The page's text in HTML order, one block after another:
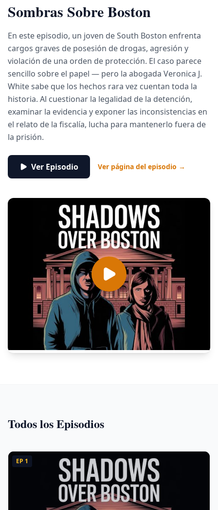
Sombras Sobre Boston
En este episodio, un joven de South Boston enfrenta
cargos graves de posesión de drogas, agresión y
violación de una orden de protección. El caso parece
sencillo sobre el papel — pero la abogada Veronica J.
White sabe que los hechos rara vez cuentan toda la
historia. Al cuestionar la legalidad de la detención,
examinar la evidencia y exponer las inconsistencias en
el relato de la fiscalía, lucha para mantenerlo fuera de
la prisión.
Ver Episodio Ver página del episodio →
Todos los Episodios
EP 1